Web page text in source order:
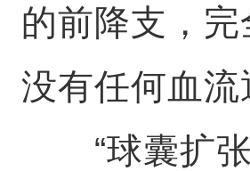
的前降支，完
没有任何血流
“球囊扩张